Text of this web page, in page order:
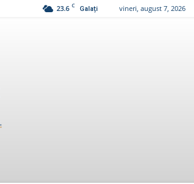
23.6 C Galați vineri, august 7, 2026